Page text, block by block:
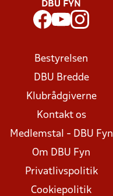
DBU FYN
Bestyrelsen
DBU Bredde
Klubrådgiverne
Kontakt os
Medlemstal - DBU Fyn
Om DBU Fyn
Privatlivspolitik
Cookiepolitik